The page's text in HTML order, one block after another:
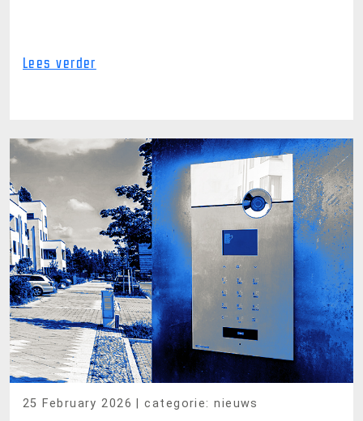
Lees verder
25 February 2026 | categorie: nieuws